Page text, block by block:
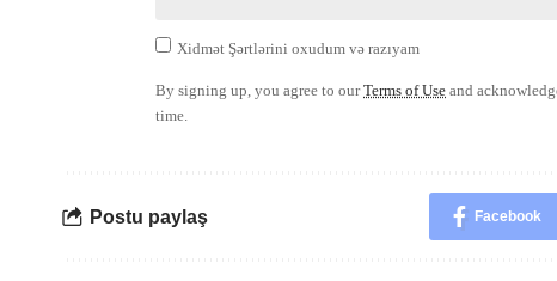
Xidmət Şərtlərini oxudum və razıyam
By signing up, you agree to ourTerms of Use and
time.
Postu paylaş Facebook